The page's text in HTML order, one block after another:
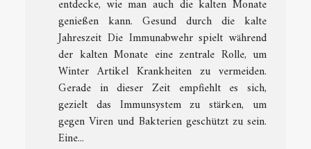
entdecke, wie man auch die kalten Monate
genießen kann. Gesund durch die kalte
Jahreszeit Die Immunabwehr spielt während
der kalten Monate eine zentrale Rolle, um
Winter Artikel Krankheiten zu vermeiden.
Gerade in dieser Zeit empfiehlt es sich,
gezielt das Immunsystem zu stärken, um
gegen Viren und Bakterien geschützt zu sein.
Eine...